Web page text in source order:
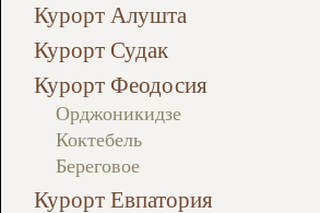
Курорт Алушта
Курорт Судак
Курорт Феодосия
Орджоникидзе
Коктебель
Береговое
Курорт Евпатория